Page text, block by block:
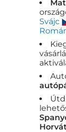
Svájc